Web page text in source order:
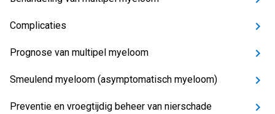
Complicaties
Prognose van multipel myeloom
Smeulend myeloom (asymptomatisch myeloom)
Preventie en vroegtijdig beheer van nierschade